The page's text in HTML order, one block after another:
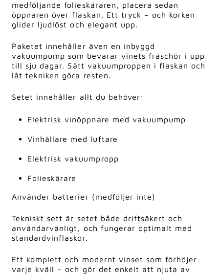
medföljande folieskäraren, placera sedan
öppnaren över flaskan. Ett tryck – och korken
glider ljudlöst och elegant upp.
Paketet innehåller även en inbyggd
vakuumpump som bevarar vinets fräschör i upp
till sju dagar. Sätt vakuumproppen i flaskan och
låt tekniken göra resten.
Setet innehåller allt du behöver:
Elektrisk vinöppnare med vakuumpump
Vinhällare med luftare
Elektrisk vakuumpropp
Folieskärare
Använder batterier (medföljer inte)
Tekniskt sett är setet både driftsäkert och
användarvänligt, och fungerar optimalt med
standardvinflaskor.
Ett komplett och modernt vinset som förhöjer
varje kväll – och gör det enkelt att njuta av